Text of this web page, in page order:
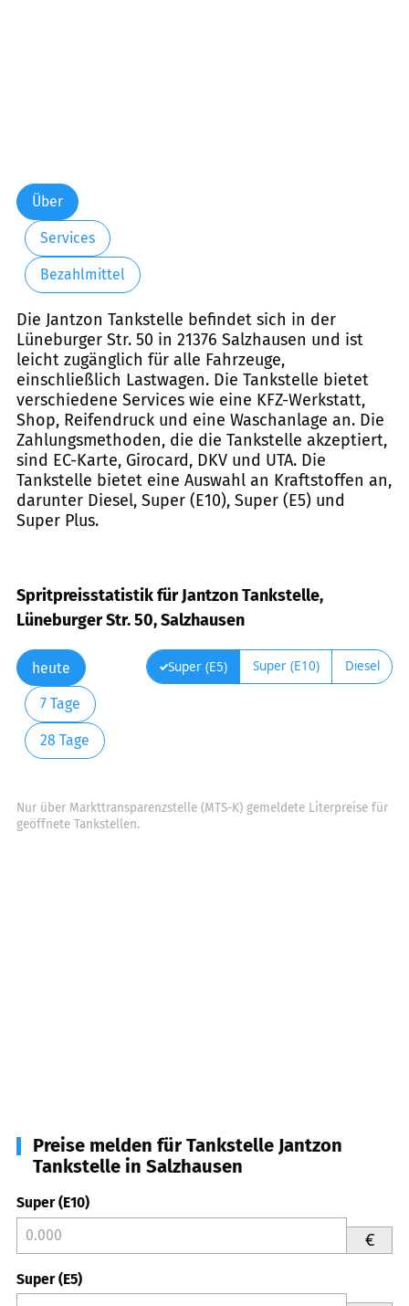
Über
Services
Bezahlmittel
Die Jantzon Tankstelle befindet sich in der
Lüneburger Str. 50 in 21376 Salzhausen und ist
leicht zugänglich für alle Fahrzeuge,
einschließlich Lastwagen. Die Tankstelle bietet
verschiedene Services wie eine KFZ-Werkstatt,
Shop, Reifendruck und eine Waschanlage an. Die
Zahlungsmethoden, die die Tankstelle akzeptiert,
sind EC-Karte, Girocard, DKV und UTA. Die
Tankstelle bietet eine Auswahl an Kraftstoffen an,
darunter Diesel, Super (E10), Super (E5) und
Super Plus.
Spritpreisstatistik für Jantzon Tankstelle,
Lüneburger Str. 50, Salzhausen
heute
7 Tage
28 Tage
Super (E5) Super (E10) Diesel
Nur über Markttransparenzstelle (MTS-K) gemeldete Literpreise für
geöffnete Tankstellen.
Preise melden für Tankstelle Jantzon
Tankstelle in Salzhausen
Super (E10)
€
Super (E5)